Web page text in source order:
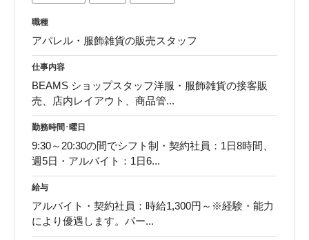
職種
アパレル・服飾雑貨の販売スタッフ
仕事内容
BEAMS ショップスタッフ洋服・服飾雑貨の接客販
売、店内レイアウト、商品管...
勤務時間･曜日
9:30～20:30の間でシフト制・契約社員：1日8時間、
週5日・アルバイト：1日6...
給与
アルバイト・契約社員：時給1,300円～※経験・能力
により優遇します。パー...